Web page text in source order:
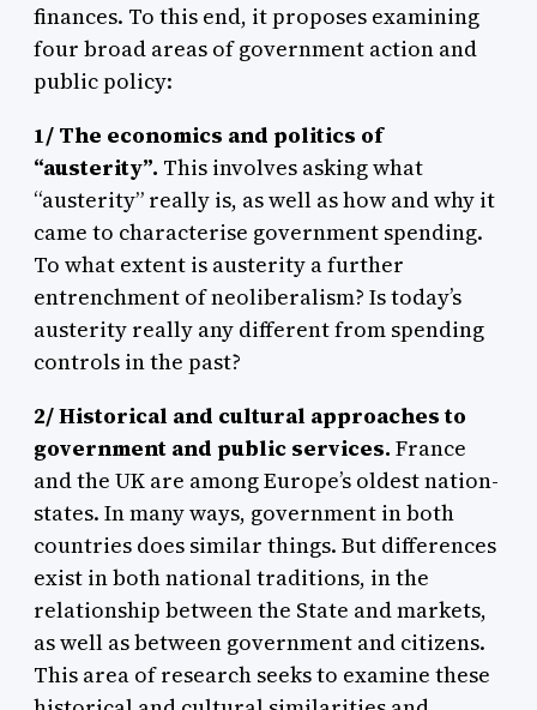
finances. To this end, it proposes examining
four broad areas of government action and
public policy:
1/ The economics and politics of
“austerity”. This involves asking what
“austerity” really is, as well as how and why it
came to characterise government spending.
To what extent is austerity a further
entrenchment of neoliberalism? Is today’s
austerity really any different from spending
controls in the past?
2/Historical and cultural approaches to
government and public services. France
and the UK are among Europe’s oldest nation-
states. In many ways, government in both
countries does similar things. But differences
exist in both national traditions, in the
relationship between the State and markets,
as well as between government and citizens.
This area of research seeks to examine these